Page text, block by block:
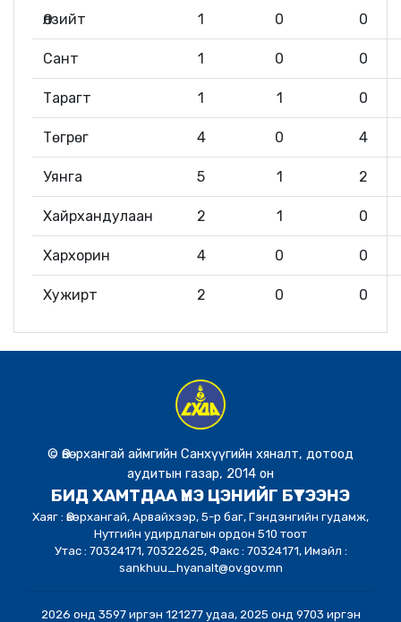
Өлзийт 1 0 0
Сант 1 0 0
Тарагт 1 1 0
Төгрөг 4 0 4
Уянга 5 1 2
Хайрхандулаан 2 1 0
Хархорин 4 0 0
Хужирт 2 0 0
© Өвөрхангай аймгийн Санхүүгийн хяналт, дотоод
аудитын газар, 2014 он
БИД ХАМТДАА ҮНЭ ЦЭНИЙГ БҮТЭЭНЭ
Хаяг : Өвөрхангай, Арвайхээр, 5-р баг, Гэндэнгийн гудамж,
Нутгийн удирдлагын ордон 510 тоот
Утас : 70324171, 70322625, Факс : 70324171, Имэйл :
sankhuu_hyanalt@ov.gov.mn
2026 онд 3597 иргэн 121277 удаа, 2025 онд 9703 иргэн